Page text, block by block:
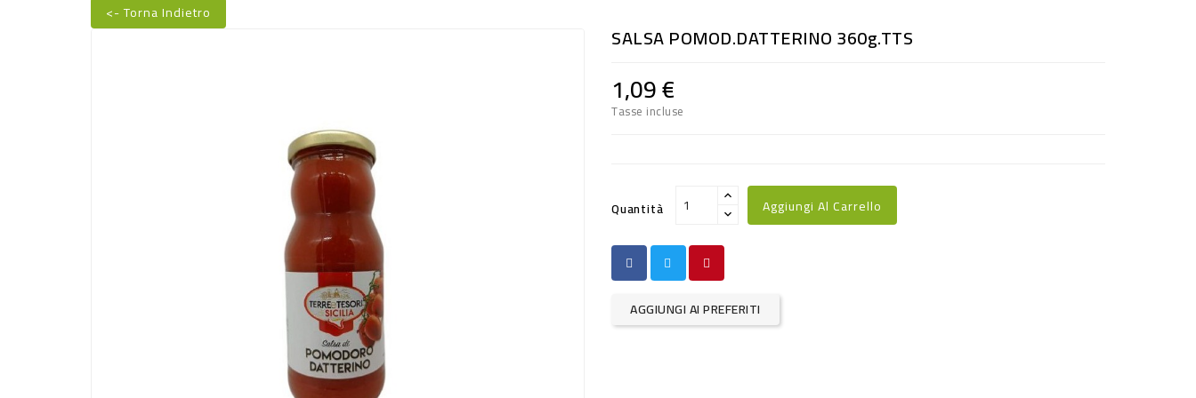
<- Torna Indietro
SALSA POMOD.DATTERINO 360g.TTS
1,09 €
Tasse incluse
Quantità Aggiungi Al Carrello
AGGIUNGI AI PREFERITI